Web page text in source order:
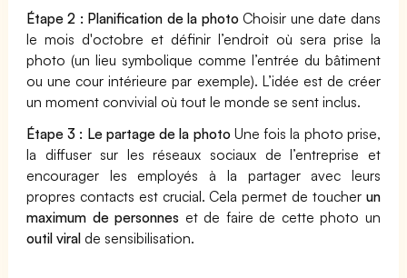
Étape 2 : Planification de la photo Choisir une date dans
le mois d'octobre et définir l’endroit où sera prise la
photo (un lieu symbolique comme l’entrée du bâtiment
ou une cour intérieure par exemple). L’idée est de créer
un moment convivial où tout le monde se sent inclus.
Étape 3 : Le partage de la photoUne fois la photo prise,
la diffuser sur les réseaux sociaux de l’entreprise et
encourager les employés à la partager avec leurs
propres contacts est crucial. Cela permet de toucher un
maximum de personnes et de faire de cette photo un
outil viral de sensibilisation.